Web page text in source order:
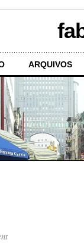
ARQUIVOS